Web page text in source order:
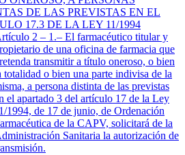
DE LAS PREVISTAS EN EL
17.3 DE LA LEY 11/1994
2 – 1.– El farmacéutico titular y
de una oficina de farmacia que
transmitir a título oneroso, o bien
totalidad o bien una parte indivisa de la
a persona distinta de las previstas
el apartado 3 del artículo 17 de la Ley
1994, de 17 de junio, de Ordenación
de la CAPV, solicitará de la
Sanitaria la autorización de